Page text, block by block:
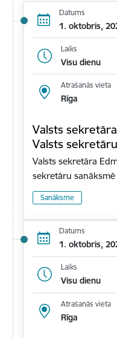
Datums
1. oktobris,
Laiks
Visu dienu
Atrašanās vieta
Rīga
Valsts
Valsts
Valsts sekretāra
sekretāru sanāksmē
Sanāksme
Datums
1. oktobris,
Laiks
Visu dienu
Atrašanās vieta
Rīga